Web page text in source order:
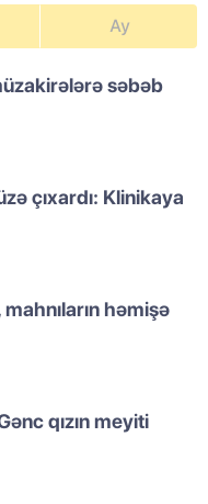
Ay
səbəb
çıxardı: Klinikaya
həmişə
qızın meyiti